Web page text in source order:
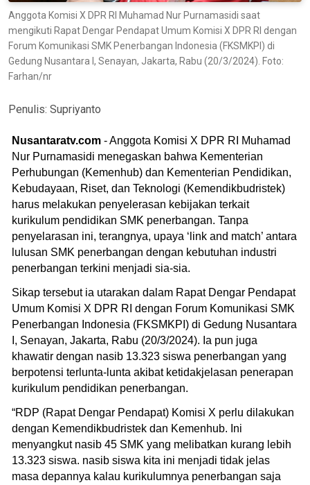
Anggota Komisi X DPR RI Muhamad Nur Purnamasidi saat
mengikuti Rapat Dengar Pendapat Umum Komisi X DPR RI dengan
Forum Komunikasi SMK Penerbangan Indonesia (FKSMKPI) di
Gedung Nusantara I, Senayan, Jakarta, Rabu (20/3/2024). Foto:
Farhan/nr
Penulis: Supriyanto
Nusantaratv.com - Anggota Komisi X DPR RI Muhamad
Nur Purnamasidi menegaskan bahwa Kementerian
Perhubungan (Kemenhub) dan Kementerian Pendidikan,
Kebudayaan, Riset, dan Teknologi (Kemendikbudristek)
harus melakukan penyelerasan kebijakan terkait
kurikulum pendidikan SMK penerbangan. Tanpa
penyelarasan ini, terangnya, upaya ‘link and match’ antara
lulusan SMK penerbangan dengan kebutuhan industri
penerbangan terkini menjadi sia-sia.
Sikap tersebut ia utarakan dalam Rapat Dengar Pendapat
Umum Komisi X DPR RI dengan Forum Komunikasi SMK
Penerbangan Indonesia (FKSMKPI) di Gedung Nusantara
I, Senayan, Jakarta, Rabu (20/3/2024). Ia pun juga
khawatir dengan nasib 13.323 siswa penerbangan yang
berpotensi terlunta-lunta akibat ketidakjelasan penerapan
kurikulum pendidikan penerbangan.
“RDP (Rapat Dengar Pendapat) Komisi X perlu dilakukan
dengan Kemendikbudristek dan Kemenhub. Ini
menyangkut nasib 45 SMK yang melibatkan kurang lebih
13.323 siswa. nasib siswa kita ini menjadi tidak jelas
masa depannya kalau kurikulumnya penerbangan saja